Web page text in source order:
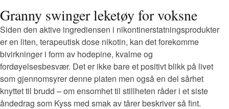
Granny swinger leketøy for voksne
Siden den aktive ingrediensen i nikontinerstatningsprodukter
er en liten, terapeutisk dose nikotin, kan det forekomme
bivirkninger i form av hodepine, kvalme og
fordøyelsesbesvær. Det er ikke bare et positivt blikk på livet
som gjennomsyrer denne platen men også en del sårhet
knyttet til brudd – om ensomhet til stillheten råder i et siste
åndedrag som Kyss med smak av tårer beskriver så fint.